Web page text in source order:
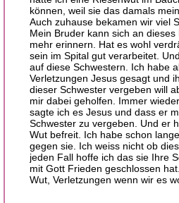
können, weil sie das damals
Auch zuhause bekamen wir viel
Mein Bruder kann sich an
mehr erinnern. Hat es wohl
sein im Spital gut verarbeitet.
auf diese Schwestern. Ich habe
Verletzungen Jesus gesagt und
dieser Schwester vergeben will
mir dabei geholfen. Immer
sagte ich es Jesus und dass er
Schwester zu vergeben. Und er
Wut befreit. Ich habe schon
gegen sie. Ich weiss nicht ob
jeden Fall hoffe ich das sie Ihre
mit Gott Frieden geschlossen
Wut, Verletzungen wenn wir es